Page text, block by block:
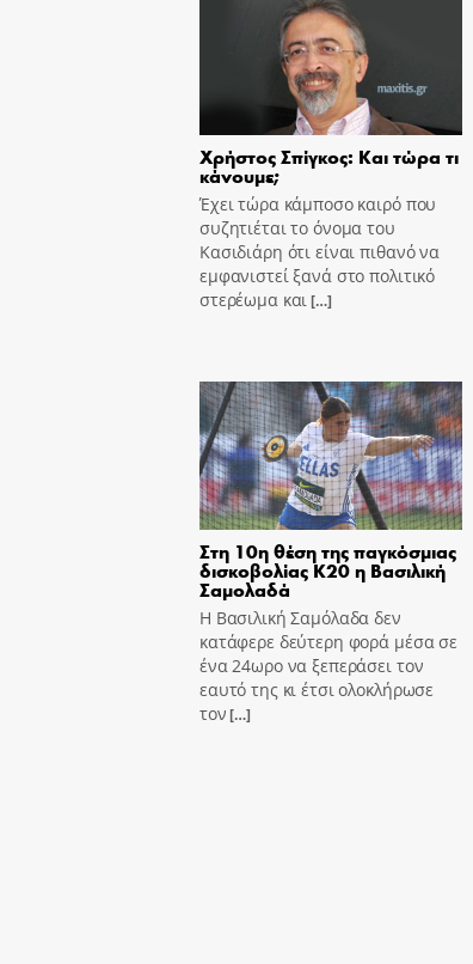
Χρήστος Σπίγκος: Και τώρα τι
κάνουμε;
Έχει τώρα κάμποσο καιρό που
συζητιέται το όνομα του
Κασιδιάρη ότι είναι πιθανό να
εμφανιστεί ξανά στο πολιτικό
στερέωμα και[…]
Στη 10η θέση της παγκόσμιας
δισκοβολίας Κ20 η Βασιλική
Σαμολαδά
Η Βασιλική Σαμόλαδα δεν
κατάφερε δεύτερη φορά μέσα σε
ένα 24ωρο να ξεπεράσει τον
εαυτό της κι έτσι ολοκλήρωσε
τον[…]